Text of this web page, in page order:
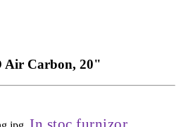
Air Carbon, 20"